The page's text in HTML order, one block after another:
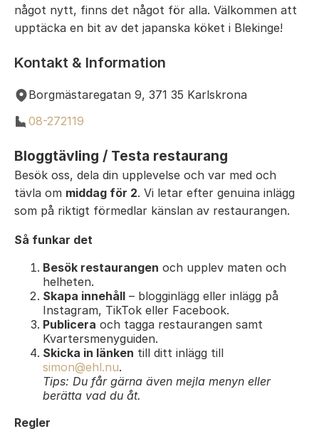
något nytt, finns det något för alla. Välkommen att
upptäcka en bit av det japanska köket i Blekinge!
Kontakt & Information
Borgmästaregatan 9, 371 35 Karlskrona
08-272119
Bloggtävling / Testa restaurang
Besök oss, dela din upplevelse och var med och
tävla om middag för 2. Vi letar efter genuina inlägg
som på riktigt förmedlar känslan av restaurangen.
Så funkar det
Besök restaurangen och upplev maten och
helheten.
Skapa innehåll – blogginlägg eller inlägg på
Instagram, TikTok eller Facebook.
Publicera och tagga restaurangen samt
Kvartersmenyguiden.
Skicka in länken till ditt inlägg till
simon@ehl.nu.
Tips: Du får gärna även mejla menyn eller
berätta vad du åt.
Regler